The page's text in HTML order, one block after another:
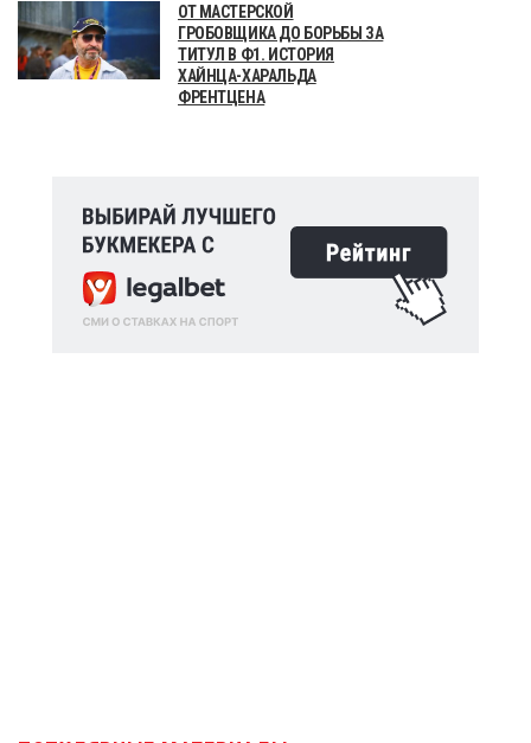
ОТ МАСТЕРСКОЙ
ГРОБОВЩИКА ДО БОРЬБЫ ЗА
ТИТУЛ В Ф1. ИСТОРИЯ
ХАЙНЦА-ХАРАЛЬДА
ФРЕНТЦЕНА